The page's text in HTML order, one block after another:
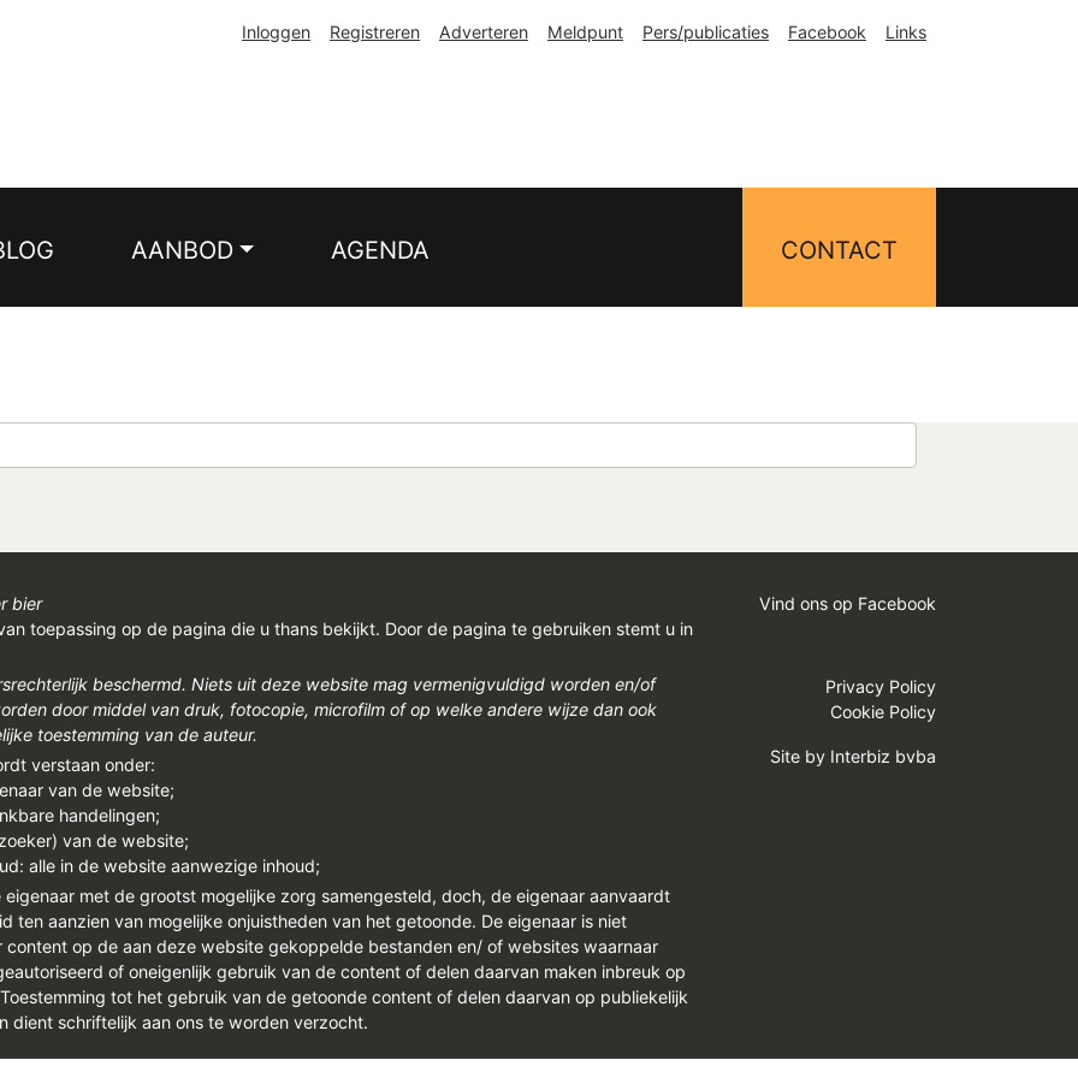
Inloggen Registreren Adverteren Meldpunt Pers/publicaties Facebook Links
AANBOD AGENDA CONTACT
bier
toepassing op de pagina die u thans bekijkt. Door de pagina te gebruiken stemt u in
beschermd. Niets uit deze website mag vermenigvuldigd worden en/of
door middel van druk, fotocopie, microfilm of op welke andere wijze dan ook
toestemming van de auteur.
verstaan onder:
van de website;
handelingen;
van de website;
alle in de website aanwezige inhoud;
eigenaar met de grootst mogelijke zorg samengesteld, doch, de eigenaar aanvaardt
ten aanzien van mogelijke onjuistheden van het getoonde. De eigenaar is niet
content op de aan deze website gekoppelde bestanden en/ of websites waarnaar
of oneigenlijk gebruik van de content of delen daarvan maken inbreuk op
tot het gebruik van de getoonde content of delen daarvan op publiekelijk
dient schriftelijk aan ons te worden verzocht.
Vind ons op Facebook
Privacy Policy
Cookie Policy
Site by Interbiz bvba